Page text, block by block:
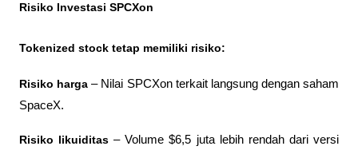
Risiko Investasi SPCXon
Tokenized stock tetap memiliki risiko:
Risiko harga – Nilai SPCXon terkait langsung dengan saham
SpaceX.
Risiko likuiditas – Volume $6,5 juta lebih rendah dari versi